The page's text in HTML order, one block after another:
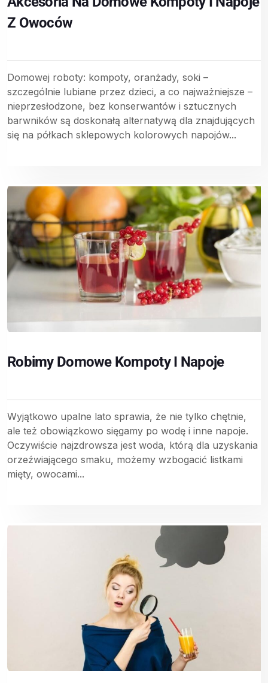
Z Owoców
Domowej roboty: kompoty, oranżady, soki –
szczególnie lubiane przez dzieci, a co najważniejsze –
nieprzesłodzone, bez konserwantów i sztucznych
barwników są doskonałą alternatywą dla znajdujących
się na półkach sklepowych kolorowych napojów...
Robimy Domowe Kompoty I Napoje
Wyjątkowo upalne lato sprawia, że nie tylko chętnie,
ale też obowiązkowo sięgamy po wodę i inne napoje.
Oczywiście najzdrowsza jest woda, którą dla uzyskania
orzeźwiającego smaku, możemy wzbogacić listkami
mięty, owocami...